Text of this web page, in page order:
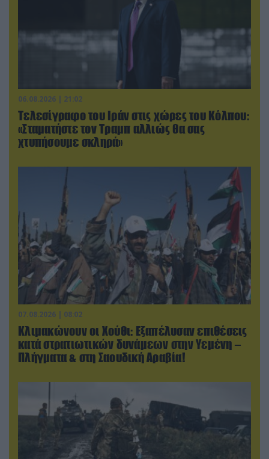
06.08.2026 | 21:02
Τελεσίγραφο του Ιράν στις χώρες του Κόλπου:
«Σταματήστε τον Τραμπ αλλιώς θα σας
χτυπήσουμε σκληρά»
07.08.2026 | 08:02
Κλιμακώνουν οι Χούθι: Eξαπέλυσαν επιθέσεις
κατά στρατιωτικών δυνάμεων στην Υεμένη –
Πλήγματα & στη Σαουδική Αραβία!